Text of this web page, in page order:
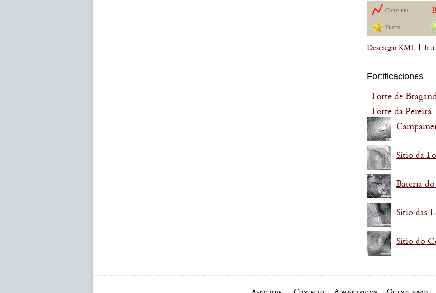
Conxunto
Fuerte
Descargar KML | Ir a
Fortificaciones
Forte de
Forte da Pereira
Sítio da
Bateria
Sítio das
Sítio do
Aviso legal Contacto Administración Quienes somos